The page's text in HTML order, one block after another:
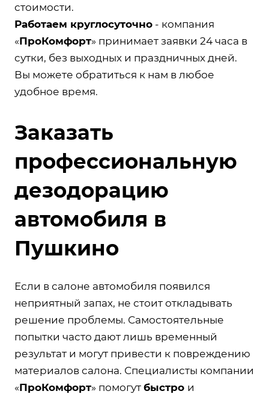
стоимости.
Работаем круглосуточно - компания
«ПроКомфорт» принимает заявки 24 часа в
сутки, без выходных и праздничных дней.
Вы можете обратиться к нам в любое
удобное время.
Заказать
профессиональную
дезодорацию
автомобиля в
Пушкино
Если в салоне автомобиля появился
неприятный запах, не стоит откладывать
решение проблемы. Самостоятельные
попытки часто дают лишь временный
результат и могут привести к повреждению
материалов салона. Специалисты компании
«ПроКомфорт» помогут быстро и